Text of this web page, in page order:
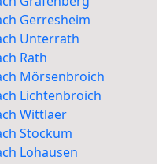
Gerresheim
Unterrath
Rath
Mörsenbroich
Lichtenbroich
Wittlaer
Stockum
Lohausen